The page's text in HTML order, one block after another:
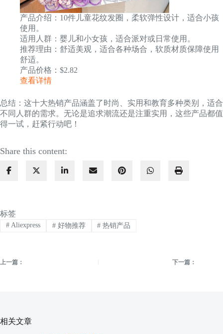
产品介绍：10件儿童花纹发圈，柔软弹性设计，适合小孩
使用。
适用人群：婴儿和小女孩，适合派对或日常使用。
推荐理由：舒适美观，适合各种场合，软质材质保障使用
舒适。
产品价格：$2.82
查看详情
总结：这十大热销产品涵盖了时尚、实用和教育多种类别，适合
不同人群的需求。无论是追求潮流还是注重实用，这些产品都值
得一试，赶紧行动吧！
Share this content:
标签
#Aliexpress #好物推荐 # 热销产品
上一篇： 下一篇：
相关文章